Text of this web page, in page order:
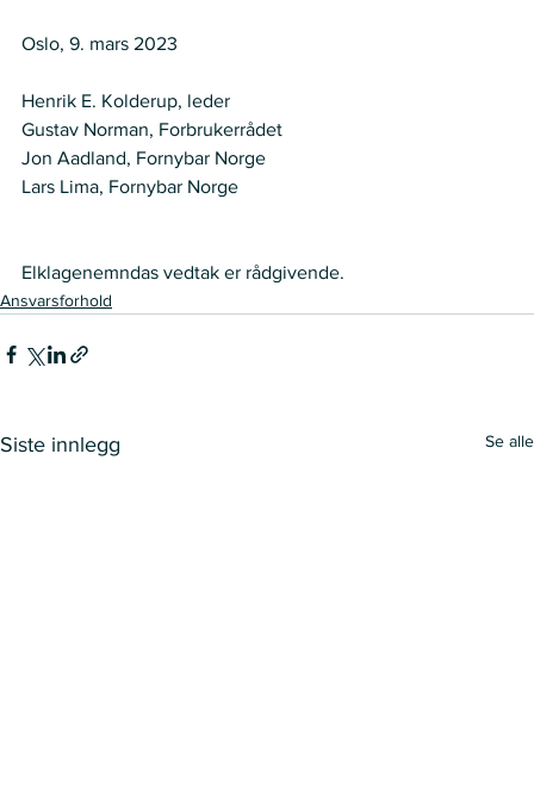
Oslo, 9. mars 2023
Henrik E. Kolderup, leder
Gustav Norman, Forbrukerrådet
Jon Aadland, Fornybar Norge
Lars Lima, Fornybar Norge
Elklagenemndas vedtak er rådgivende.
Ansvarsforhold
Siste innlegg Se alle